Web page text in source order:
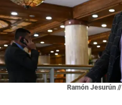
Ramón Jesurún //